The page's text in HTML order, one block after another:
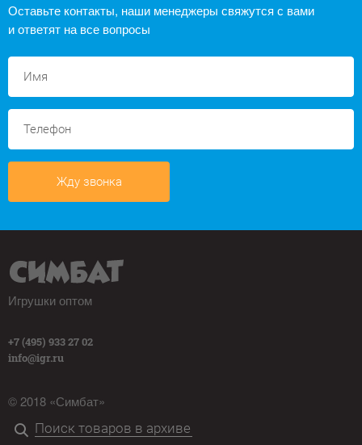
Оставьте контакты, наши менеджеры свяжутся с вами
и ответят на все вопросы
Жду звонка
Игрушки оптом
+7 (495) 933 27 02
info@igr.ru
© 2018 «Симбат»